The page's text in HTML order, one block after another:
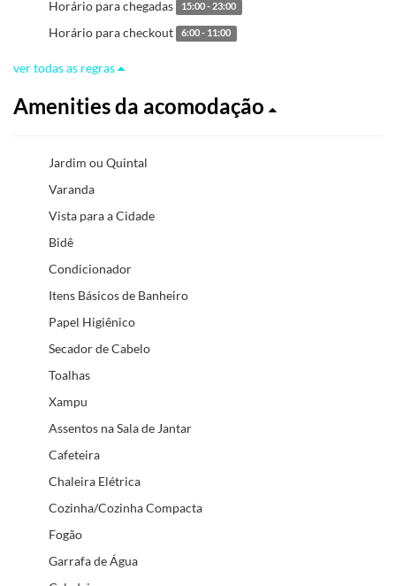
Horário para chegadas 15:00 - 23:00
Horário para checkout 6:00 - 11:00
ver todas as regras
Amenities da acomodação
Jardim ou Quintal
Varanda
Vista para a Cidade
Bidê
Condicionador
Itens Básicos de Banheiro
Papel Higiênico
Secador de Cabelo
Toalhas
Xampu
Assentos na Sala de Jantar
Cafeteira
Chaleira Elétrica
Cozinha/Cozinha Compacta
Fogão
Garrafa de Água